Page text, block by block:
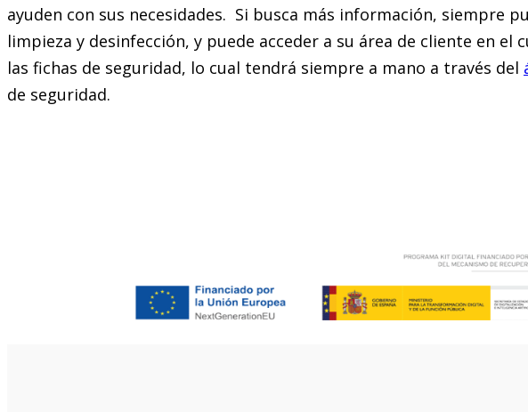
ayuden con sus necesidades. Si busca más información, siempre
limpieza y desinfección, y puede acceder a su área de cliente en
las fichas de seguridad, lo cual tendrá siempre a mano a través del
de seguridad.